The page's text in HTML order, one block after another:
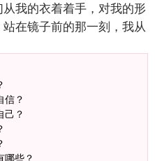
我的衣着着手，对我的形
在镜子前的那一刻，我从
信？
己？
哪些？